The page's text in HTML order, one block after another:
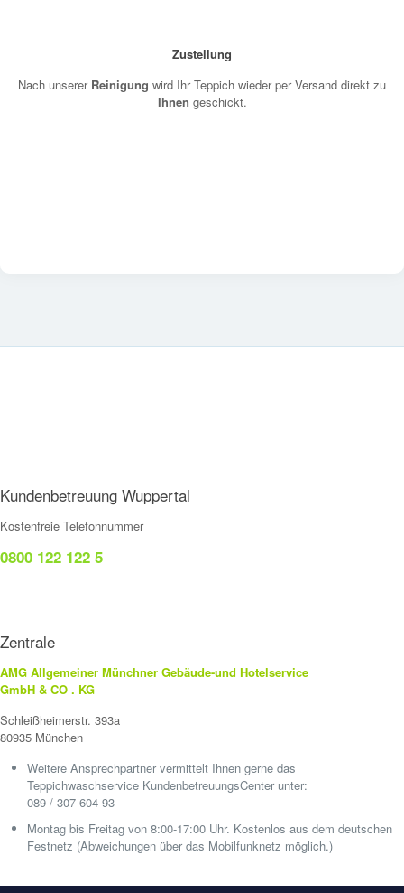
Zustellung
Nach unserer Reinigung wird Ihr Teppich wieder per Versand direkt zu
Ihnen geschickt.
Kundenbetreuung Wuppertal
Kostenfreie Telefonnummer
0800 122 122 5
Zentrale
AMG Allgemeiner Münchner Gebäude-und Hotelservice
GmbH & CO . KG
Schleißheimerstr. 393a
80935 München
Weitere Ansprechpartner vermittelt Ihnen gerne das
Teppichwaschservice KundenbetreuungsCenter unter:
089 / 307 604 93
Montag bis Freitag von 8:00-17:00 Uhr. Kostenlos aus dem deutschen
Festnetz (Abweichungen über das Mobilfunknetz möglich.)